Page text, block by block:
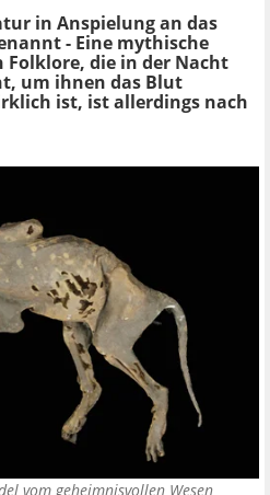
in Anspielung an das
- Eine mythische
die in der Nacht
um ihnen das Blut
ist, ist allerdings nach
vom geheimnisvollen Wesen